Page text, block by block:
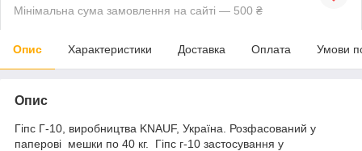
Мінімальна сума замовлення на сайті — 500 ₴
Опис Характеристики Доставка Оплата Умови
Опис
Гіпс Г-10, виробництва KNAUF, Україна. Розфасований у
паперові мешки по 40 кг. Гіпс г-10 застосування у